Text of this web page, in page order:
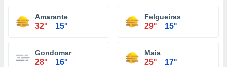
Amarante
32° 15°
Felgueiras
29° 15°
Gondomar
28° 16°
Maia
25° 17°